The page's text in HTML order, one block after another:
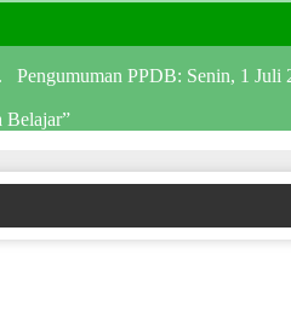
Pengumuman PPDB: Senin, 1 Juli
Belajar”